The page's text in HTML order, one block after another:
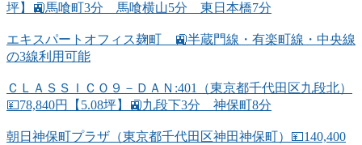
坪】🚉馬喰町3分 馬喰横山5分 東日本橋7分
エキスパートオフィス麹町 🚉半蔵門線・有楽町線・中央線
の3線利用可能
ＣＬＡＳＳＩＣＯ９－ＤＡＮ:401（東京都千代田区九段北）
💴78,840円【5.08坪】🚉九段下3分 神保町8分
朝日神保町プラザ（東京都千代田区神田神保町）💴140,400